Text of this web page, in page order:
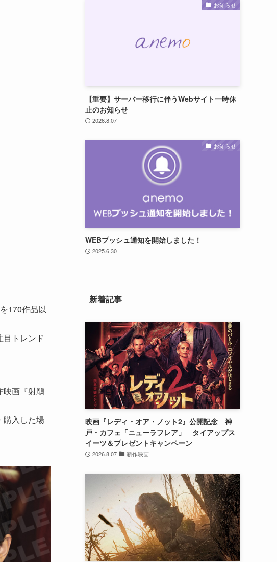
170作品以
トレンド
映画『射鵰
購入した場
お知らせ
【重要】サーバー移行に伴うWebサイト一時休
止のお知らせ
2026.8.07
お知らせ
WEBプッシュ通知を開始しました！
2025.6.30
新着記事
映画『レディ・オア・ノット2』公開記念 神
戸・カフェ「ニューラフレア」 タイアップス
イーツ＆プレゼントキャンペーン
2026.8.07 新作映画